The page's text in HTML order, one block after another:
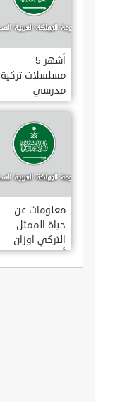
أشهر 5
مسلسلات تركية
مدرسي
رومانسي و
كوميدي و
درامي مدبلج.
في تركيا
معلومات عن
حياة الممثل
التركي اوزان
أكبابا OZAN
AKBABA